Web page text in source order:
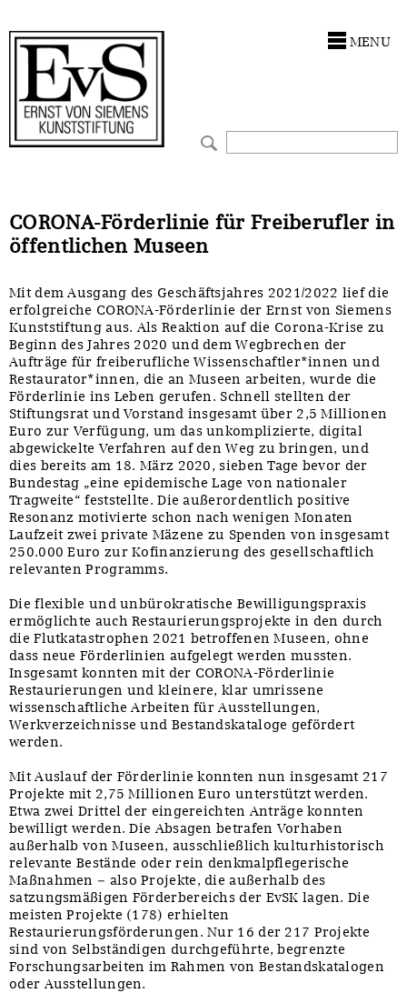
MENU
CORONA-Förderlinie für Freiberufler in
öffentlichen Museen
Mit dem Ausgang des Geschäftsjahres 2021/2022 lief die
erfolgreiche CORONA-Förderlinie der Ernst von Siemens
Kunststiftung aus. Als Reaktion auf die Corona-Krise zu
Beginn des Jahres 2020 und dem Wegbrechen der
Aufträge für freiberufliche Wissenschaftler*innen und
Restaurator*innen, die an Museen arbeiten, wurde die
Förderlinie ins Leben gerufen. Schnell stellten der
Stiftungsrat und Vorstand insgesamt über 2,5 Millionen
Euro zur Verfügung, um das unkomplizierte, digital
abgewickelte Verfahren auf den Weg zu bringen, und
dies bereits am 18. März 2020, sieben Tage bevor der
Bundestag „eine epidemische Lage von nationaler
Tragweite“ feststellte. Die außerordentlich positive
Resonanz motivierte schon nach wenigen Monaten
Laufzeit zwei private Mäzene zu Spenden von insgesamt
250.000 Euro zur Kofinanzierung des gesellschaftlich
relevanten Programms.
Die flexible und unbürokratische Bewilligungspraxis
ermöglichte auch Restaurierungsprojekte in den durch
die Flutkatastrophen 2021 betroffenen Museen, ohne
dass neue Förderlinien aufgelegt werden mussten.
Insgesamt konnten mit der CORONA-Förderlinie
Restaurierungen und kleinere, klar umrissene
wissenschaftliche Arbeiten für Ausstellungen,
Werkverzeichnisse und Bestandskataloge gefördert
werden.
Mit Auslauf der Förderlinie konnten nun insgesamt 217
Projekte mit 2,75 Millionen Euro unterstützt werden.
Etwa zwei Drittel der eingereichten Anträge konnten
bewilligt werden. Die Absagen betrafen Vorhaben
außerhalb von Museen, ausschließlich kulturhistorisch
relevante Bestände oder rein denkmalpflegerische
Maßnahmen – also Projekte, die außerhalb des
satzungsmäßigen Förderbereichs der EvSK lagen. Die
meisten Projekte (178) erhielten
Restaurierungsförderungen. Nur 16 der 217 Projekte
sind von Selbständigen durchgeführte, begrenzte
Forschungsarbeiten im Rahmen von Bestandskatalogen
oder Ausstellungen.
Förderphilosophie
Gremien
Presse und Neuigkeiten
Stellenangebote
Ankauf
Restaurierungen
Werkverzeichnisse
UKRAINE-Förderlinie
Zwischenfinanzierung